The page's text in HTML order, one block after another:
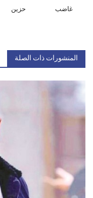
غاضب حزين
المنشورات ذات الصلة